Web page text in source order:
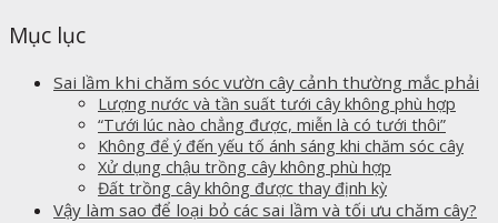
Mục lục
Sai lầm khi chăm sóc vườn cây cảnh thường mắc phải
Lượng nước và tần suất tưới cây không phù hợp
“Tưới lúc nào chẳng được, miễn là có tưới thôi”
Không để ý đến yếu tố ánh sáng khi chăm sóc cây
Xử dụng chậu trồng cây không phù hợp
Đất trồng cây không được thay định kỳ
Vậy làm sao để loại bỏ các sai lầm và tối ưu chăm cây?